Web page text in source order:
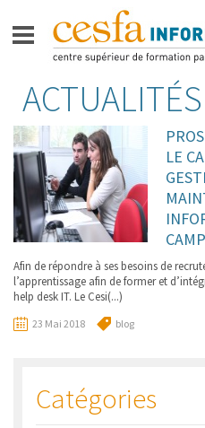
contenu
CESFA
INFORMATIQUE
FORMATIONS – BAC +2 –
TECHNICIEN·E SUPÉRIEUR·E
FORMATIONS BAC +3 –
BACHELOR
MASTÈRE PROFESSIONNEL
APPRENTIS
ESPACE
ENTREPRISES
ACTUALITÉS
LE
Afin de répondre à ses besoins de
l’apprentissage afin de former et
help desk IT. Le Cesi(...)
23 Mai 2018 blog
Catégories